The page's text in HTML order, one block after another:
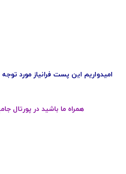
امیدواریم این پست فرانیاز مورد
همراه ما باشید در پورتال جامع